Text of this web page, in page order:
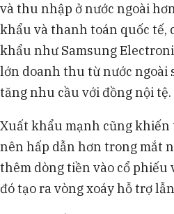
và thu nhập ở nước ngoài
khẩu và thanh toán quốc tế,
khẩu như Samsung
lớn doanh thu từ nước ngoài
tăng nhu cầu với đồng nội tệ.
Xuất khẩu mạnh cũng khiến
nên hấp dẫn hơn trong mắt
thêm dòng tiền vào cổ
đó tạo ra vòng xoáy hỗ trợ